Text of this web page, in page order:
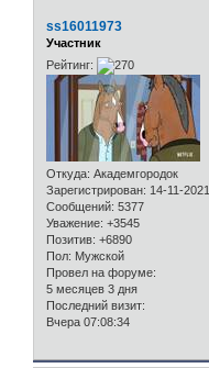
ss16011973
Участник
Рейтинг:
Откуда: Академгородок
Зарегистрирован: 14-11-2021
Сообщений: 5377
Уважение: +3545
Позитив: +6890
Пол: Мужской
Провел на форуме:
5 месяцев 3 дня
Последний визит:
Вчера 07:08:34